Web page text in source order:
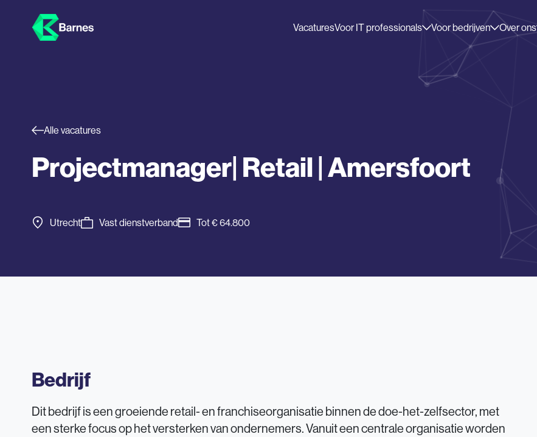
VacaturesVoor IT professionals Voor bedrijven Over ons
Alle vacatures
Projectmanager| Retail | Amersfoort
Utrecht Vast dienstverband Tot € 64.800
Bedrijf
Dit bedrijf is een groeiende retail- en franchiseorganisatie binnen de doe-het-zelfsector, met
een sterke focus op het versterken van ondernemers. Vanuit een centrale organisatie worden